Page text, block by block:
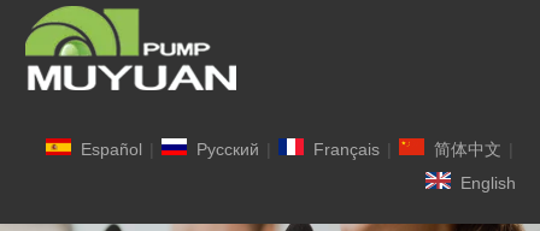
Español | Pусский | Français | 简体中文 |
English